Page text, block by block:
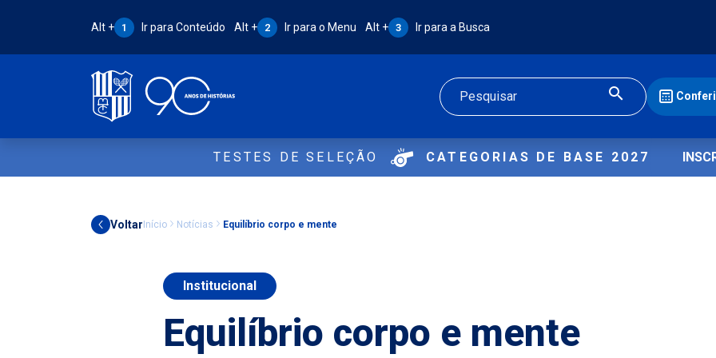
Atalho Alt + 1:
Alt + 1 Ir para Conteúdo Atalho Alt + 2:
Alt + 2 Ir para o Menu Atalho Alt + 3:
Alt + 3 Ir para a Busca
Buscar
TESTES DE SELEÇÃO CATEGORIAS DE BASE 2027
Voltar Início Notícias Equilíbrio corpo e mente
Institucional
Equilíbrio corpo e mente